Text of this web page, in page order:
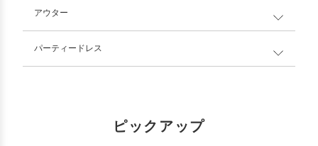
アウター
パーティードレス
ピックアップ